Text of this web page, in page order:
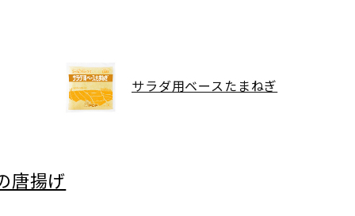
サラダ用ベースたまねぎ
唐揚げ